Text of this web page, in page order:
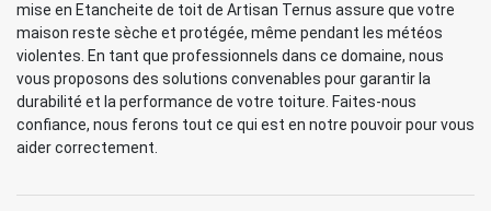
mise en Etancheite de toit de Artisan Ternus assure que votre
maison reste sèche et protégée, même pendant les météos
violentes. En tant que professionnels dans ce domaine, nous
vous proposons des solutions convenables pour garantir la
durabilité et la performance de votre toiture. Faites-nous
confiance, nous ferons tout ce qui est en notre pouvoir pour vous
aider correctement.